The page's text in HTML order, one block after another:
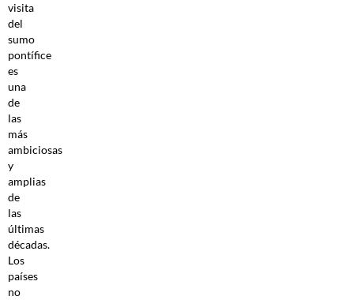
visita
del
sumo
pontífice
es
una
de
las
más
ambiciosas
y
amplias
de
las
últimas
décadas.
Los
países
no